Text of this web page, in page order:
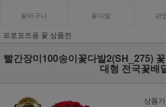
꽃바구니 꽃다발 관
프로포즈용 꽃 상품전
빨간장미100송이꽃다발2(SH_275)
대형 전국꽃배
상품가